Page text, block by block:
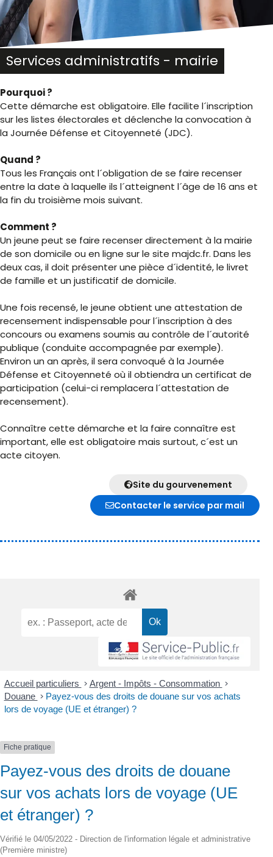
Services administratifs - mairie
Pourquoi ?
Cette démarche est obligatoire. Elle facilite l´inscription
sur les listes électorales et déclenche la convocation à
la Journée Défense et Citoyenneté (JDC).
Quand ?
Tous les Français ont l´obligation de se faire recenser
entre la date à laquelle ils l´atteignent l´âge de 16 ans et
la fin du troisième mois suivant.
Comment ?
Un jeune peut se faire recenser directement à la mairie
de son domicile ou en ligne sur le site majdc.fr. Dans les
deux cas, il doit présenter une pièce d´identité, le livret
de famille et un justificatif de domicile.
Une fois recensé, le jeune obtient une attestation de
recensement indispensable pour l´inscription à des
concours ou examens soumis au contrôle de l´autorité
publique (conduite accompagnée par exemple).
Environ un an après, il sera convoqué à la Journée
Défense et Citoyenneté où il obtiendra un certificat de
participation (celui-ci remplacera l´attestation de
recensement).
Connaître cette démarche et la faire connaître est
important, elle est obligatoire mais surtout, c´est un
acte citoyen.
Site du gourvenement
Contacter le service par mail
Accueil particuliers > Argent - Impôts - Consommation >
Douane > Payez-vous des droits de douane sur vos achats
lors de voyage (UE et étranger) ?
Fiche pratique
Payez-vous des droits de douane
sur vos achats lors de voyage (UE
et étranger) ?
Vérifié le 04/05/2022 - Direction de l'information légale et administrative
(Première ministre)